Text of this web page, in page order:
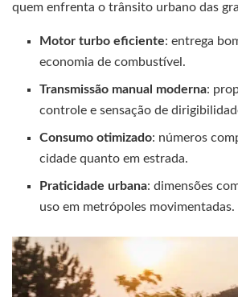
quem enfrenta o trânsito urbano das
Motor turbo eficiente: entrega
economia de combustível.
Transmissão manual moderna:
controle e sensação de
Consumo otimizado: números
cidade quanto em estrada.
Praticidade urbana: dimensões
uso em metrópoles movimentadas.